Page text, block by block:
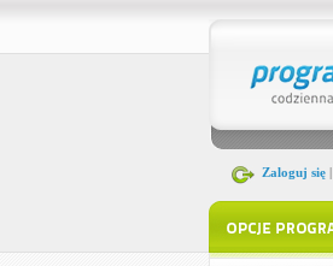
Zaloguj się|